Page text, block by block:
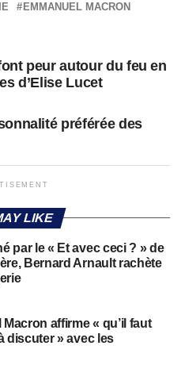
EMMANUEL MACRON
peur autour du feu en
d’Elise Lucet
préférée des
LIKE
par le « Et avec ceci ? » de
Bernard Arnault rachète
Macron affirme « qu’il faut
discuter » avec les